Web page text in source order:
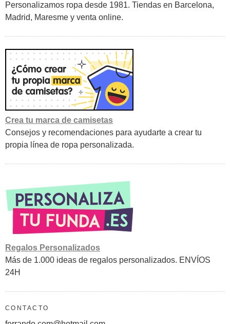
Personalizamos ropa desde 1981. Tiendas en Barcelona,
Madrid, Maresme y venta online.
Crea tu marca de camisetas
Consejos y recomendaciones para ayudarte a crear tu
propia línea de ropa personalizada.
Regalos Personalizados
Más de 1.000 ideas de regalos personalizados. ENVÍOS
24H
CONTACTO